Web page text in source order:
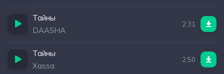
Тайны
DAASHA
2:31
Тайны
Xassa
2:50